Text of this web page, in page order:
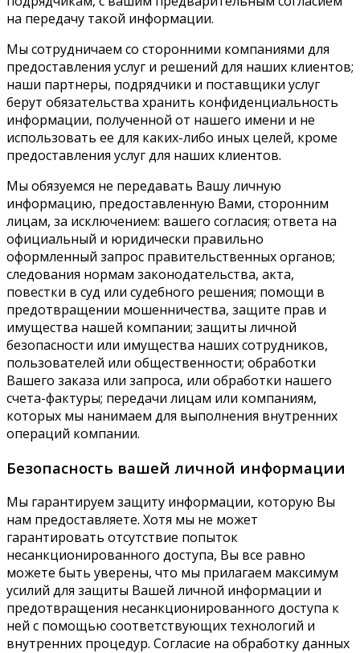
на передачу такой информации.
Мы сотрудничаем со сторонними компаниями для
предоставления услуг и решений для наших клиентов;
наши партнеры, подрядчики и поставщики услуг
берут обязательства хранить конфиденциальность
информации, полученной от нашего имени и не
использовать ее для каких-либо иных целей, кроме
предоставления услуг для наших клиентов.
Мы обязуемся не передавать Вашу личную
информацию, предоставленную Вами, сторонним
лицам, за исключением: вашего согласия; ответа на
официальный и юридически правильно
оформленный запрос правительственных органов;
следования нормам законодательства, акта,
повестки в суд или судебного решения; помощи в
предотвращении мошенничества, защите прав и
имущества нашей компании; защиты личной
безопасности или имущества наших сотрудников,
пользователей или общественности; обработки
Вашего заказа или запроса, или обработки нашего
счета-фактуры; передачи лицам или компаниям,
которых мы нанимаем для выполнения внутренних
операций компании.
Безопасность вашей личной информации
Мы гарантируем защиту информации, которую Вы
нам предоставляете. Хотя мы не может
гарантировать отсутствие попыток
несанкционированного доступа, Вы все равно
можете быть уверены, что мы прилагаем максимум
усилий для защиты Вашей личной информации и
предотвращения несанкционированного доступа к
ней с помощью соответствующих технологий и
внутренних процедур. Согласие на обработку данных